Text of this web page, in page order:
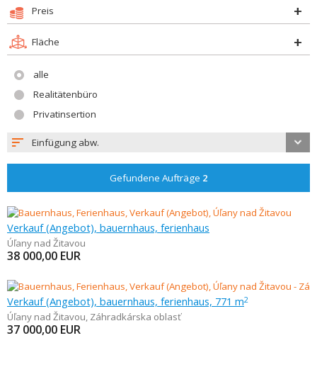
Preis
Fläche
alle
Realitätenbüro
Privatinsertion
Einfügung abw.
Gefundene Aufträge 2
Verkauf (Angebot), bauernhaus, ferienhaus
Úľany nad Žitavou
38 000,00 EUR
Verkauf (Angebot), bauernhaus, ferienhaus, 771 m2
Úľany nad Žitavou, Záhradkárska oblasť
37 000,00 EUR